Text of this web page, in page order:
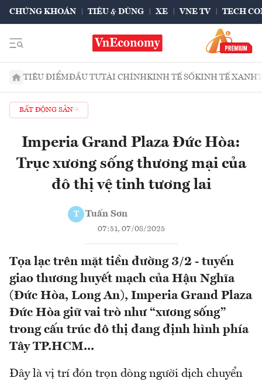
CHỨNG KHOÁN TIÊU & DÙNG XE VNE TV TECH
TIÊU ĐIỂMĐẦU TƯTÀI CHÍNHKINH TẾ SỐKINH TẾ XANH
BẤT ĐỘNG SẢN
Imperia Grand Plaza Đức Hòa:
Trục xương sống thương mại của
đô thị vệ tinh tương lai
T Tuấn Sơn
07:51, 07/08/2025
Tọa lạc trên mặt tiền đường 3/2 - tuyến
giao thương huyết mạch của Hậu Nghĩa
(Đức Hòa, Long An), Imperia Grand Plaza
Đức Hòa giữ vai trò như “xương sống”
trong cấu trúc đô thị đang định hình phía
Tây TP.HCM...
Đây là vị trí đón trọn dòng người dịch chuyển